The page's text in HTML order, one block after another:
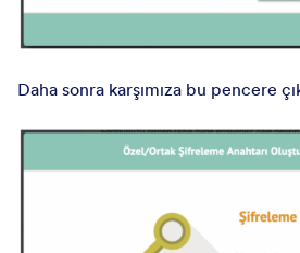
Daha sonra karşımıza bu pencere